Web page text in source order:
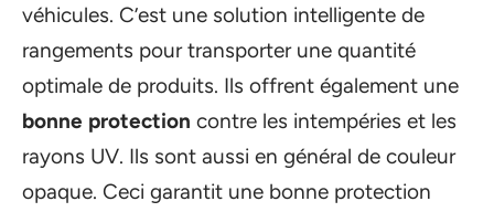
véhicules. C’est une solution intelligente de
rangements pour transporter une quantité
optimale de produits. Ils offrent également une
bonne protection contre les intempéries et les
rayons UV. Ils sont aussi en général de couleur
opaque. Ceci garantit une bonne protection